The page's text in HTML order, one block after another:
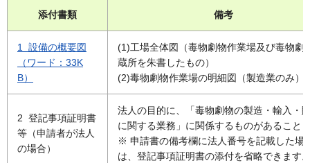
添付書類 備考
1 設備の概要図
（ワード：33K
B）
(1)工場全体図（毒物劇物作業場及び毒物劇
蔵所を朱書したもの）
(2)毒物劇物作業場の明細図（製造業のみ）
2 登記事項証明書
等（申請者が法人
の場合）
法人の目的に、「毒物劇物の製造・輸入・
に関する業務」に関係するものがあること
※ 申請書の備考欄に法人番号を記載した場
は、登記事項証明書の添付を省略できます